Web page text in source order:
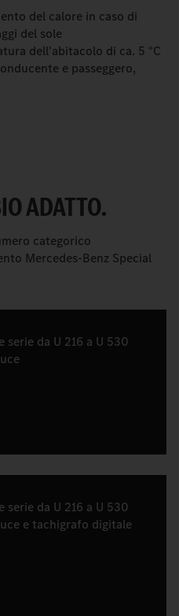
del calore in caso di
del sole
dell'abitacolo di ca. 5 °C
e passeggero,
ADATTO.
categorico
Mercedes-Benz Special
serie da U 216 a U 530
serie da U 216 a U 530
e tachigrafo digitale